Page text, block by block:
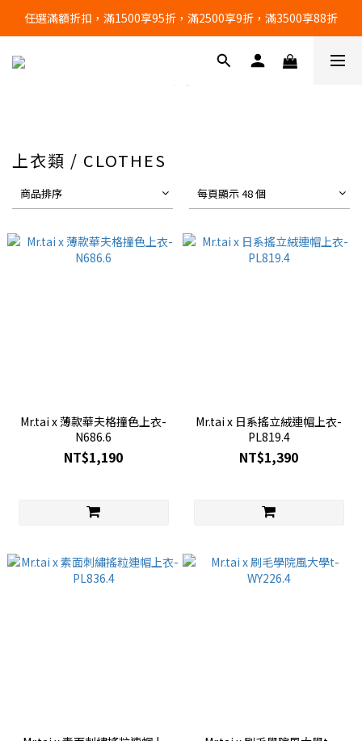
🔥任選3件，超商免運費🔥
任選滿額折扣，滿1500享95折，滿2500享9折，滿3500享88折
🔥任選3件，超商免運費🔥
上衣類 / CLOTHES
商品排序 每頁顯示 48 個
Mr.tai x 薄款華夫格撞色上衣-
N686.6
NT$1,190
Mr.tai x 日系搖立絨連帽上衣-
PL819.4
NT$1,390